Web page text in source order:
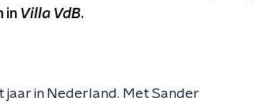
in Villa VdB.
jaar in Nederland. Met Sander